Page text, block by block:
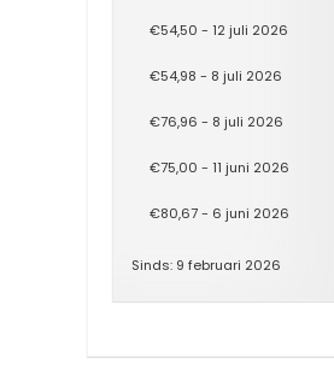
€54,50 - 12 juli 2026
€54,98 - 8 juli 2026
€76,96 - 8 juli 2026
€75,00 - 11 juni 2026
€80,67 - 6 juni 2026
Sinds: 9 februari 2026